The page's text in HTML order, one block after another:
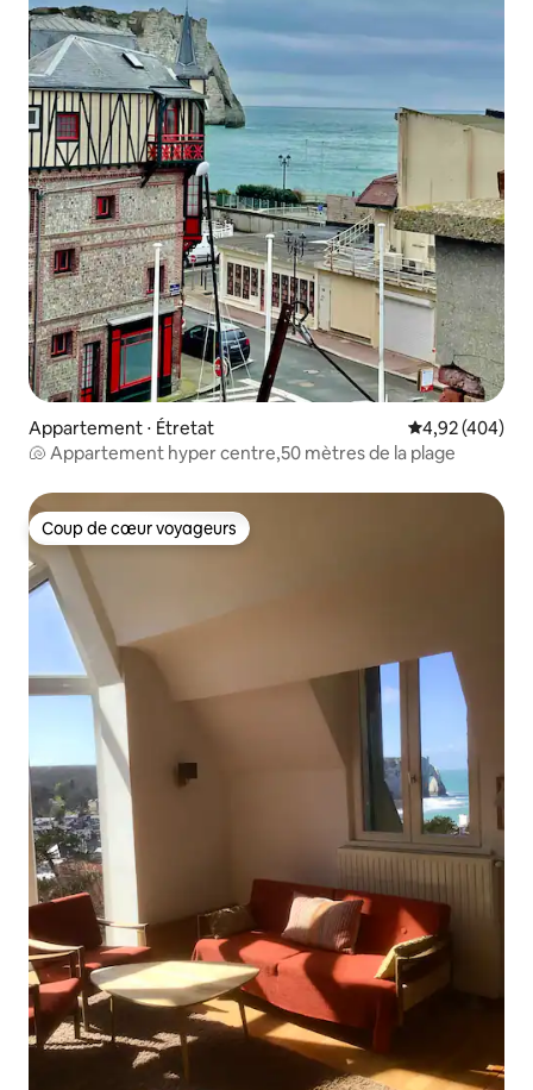
Appartement ⋅ Étretat Évaluation
4,92 (404)
🐚 Appartement hyper centre,50 mètres de la plage
Coup de cœur voyageurs
Coup de cœur voyageurs